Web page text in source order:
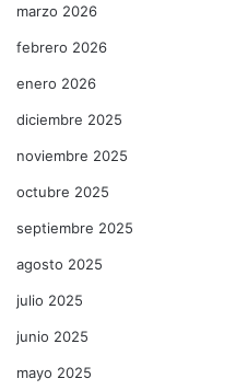
marzo 2026
febrero 2026
enero 2026
diciembre 2025
noviembre 2025
octubre 2025
septiembre 2025
agosto 2025
julio 2025
junio 2025
mayo 2025